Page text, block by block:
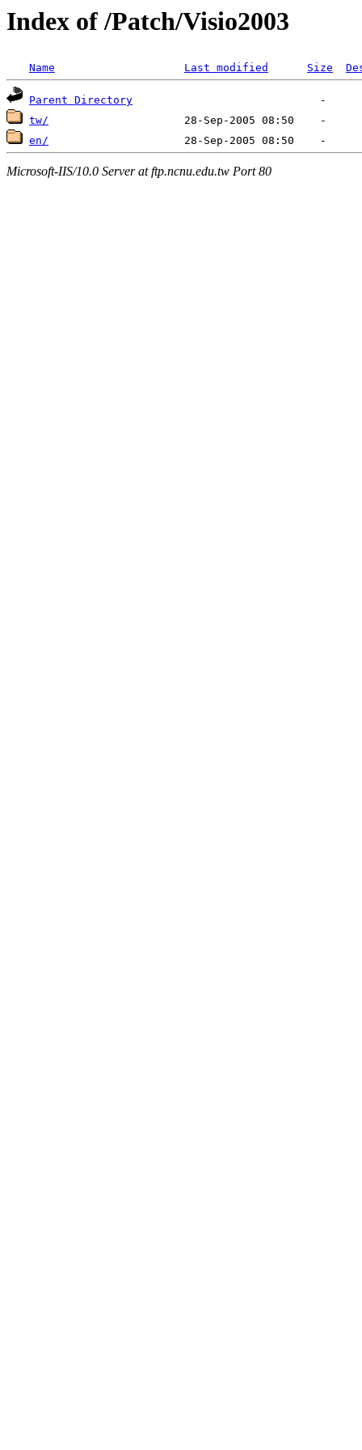
Index of /Patch/Visio2003
Name Last modified Size
Parent Directory
tw/
en/
Microsoft-IIS/10.0 Server at ftp.ncnu.edu.tw Port 80